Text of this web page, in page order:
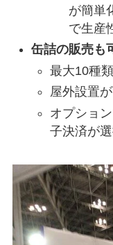
が簡単
で生産
缶詰の販売も
最大10種
屋外設置が
オプショ
子決済が選